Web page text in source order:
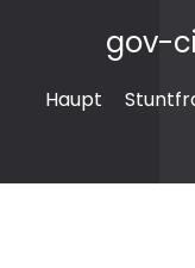
gov-
Haupt